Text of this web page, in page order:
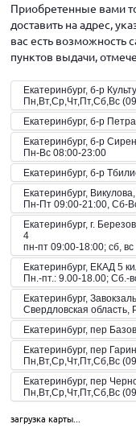
Приобретенные вами
доставить на адрес,
вас есть возможность
пунктов выдачи,
Екатеринбург, б-р
Пн,Вт,Ср,Чт,Пт,Сб,Вс
Екатеринбург, б-р
Екатеринбург, б-р
Пн-Вс 08:00-23:00
Екатеринбург, б-р
Екатеринбург,
Пн-Пт 09:00-21:00, Сб-
Екатеринбург, г.
4
пн-пт 09:00-18:00; сб,
Екатеринбург, ЕКАД 5
Пн.-пт.: 9.00-18.00; Сб.-
Екатеринбург,
Свердловская область,
Екатеринбург, пер
Екатеринбург, пер
Пн,Вт,Ср,Чт,Пт,Сб,Вс
Екатеринбург, пер
Пн,Вт,Ср,Чт,Пт,Сб,Вс
Пн-Вс 10:00-20:00
загрузка карты...